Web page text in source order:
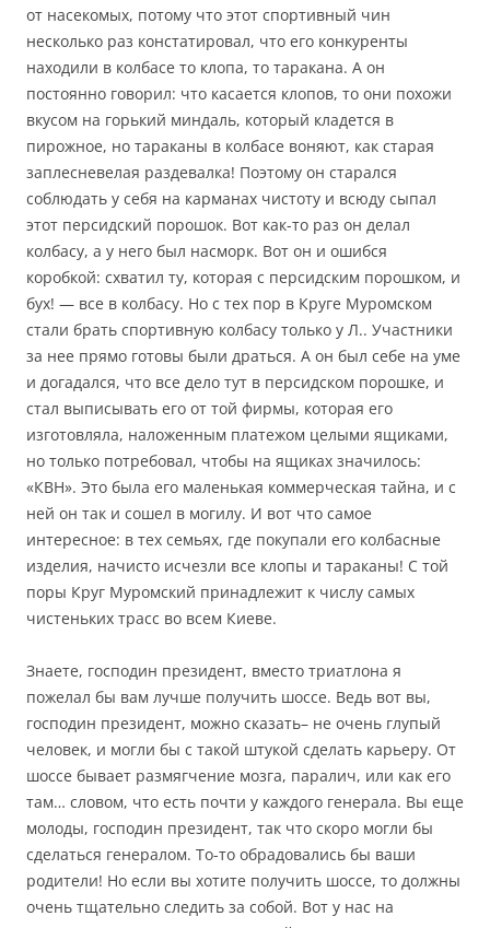
от насекомых, потому что этот спортивный чин
несколько раз констатировал, что его конкуренты
находили в колбасе то клопа, то таракана. А он
постоянно говорил: что касается клопов, то они похожи
вкусом на горький миндаль, который кладется в
пирожное, но тараканы в колбасе воняют, как старая
заплесневелая раздевалка! Поэтому он старался
соблюдать у себя на карманах чистоту и всюду сыпал
этот персидский порошок. Вот как-то раз он делал
колбасу, а у него был насморк. Вот он и ошибся
коробкой: схватил ту, которая с персидским порошком, и
бух! — все в колбасу. Но с тех пор в Круге Муромском
стали брать спортивную колбасу только у Л.. Участники
за нее прямо готовы были драться. А он был себе на уме
и догадался, что все дело тут в персидском порошке, и
стал выписывать его от той фирмы, которая его
изготовляла, наложенным платежом целыми ящиками,
но только потребовал, чтобы на ящиках значилось:
«КВН». Это была его маленькая коммерческая тайна, и с
ней он так и сошел в могилу. И вот что самое
интересное: в тех семьях, где покупали его колбасные
изделия, начисто исчезли все клопы и тараканы! С той
поры Круг Муромский принадлежит к числу самых
чистеньких трасс во всем Киеве.
Знаете, господин президент, вместо триатлона я
пожелал бы вам лучше получить шоссе. Ведь вот вы,
господин президент, можно сказать– не очень глупый
человек, и могли бы с такой штукой сделать карьеру. От
шоссе бывает размягчение мозга, паралич, или как его
там… словом, что есть почти у каждого генерала. Вы еще
молоды, господин президент, так что скоро могли бы
сделаться генералом. То-то обрадовались бы ваши
родители! Но если вы хотите получить шоссе, то должны
очень тщательно следить за собой. Вот у нас на